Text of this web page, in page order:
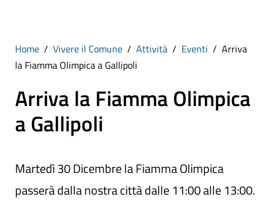
Home Vivere il Comune Attività Eventi
Arriva
la Fiamma Olimpica a Gallipoli
Arriva la Fiamma Olimpica
a Gallipoli
Martedì 30 Dicembre la Fiamma Olimpica
passerà dalla nostra città dalle 11:00 alle 13:00.